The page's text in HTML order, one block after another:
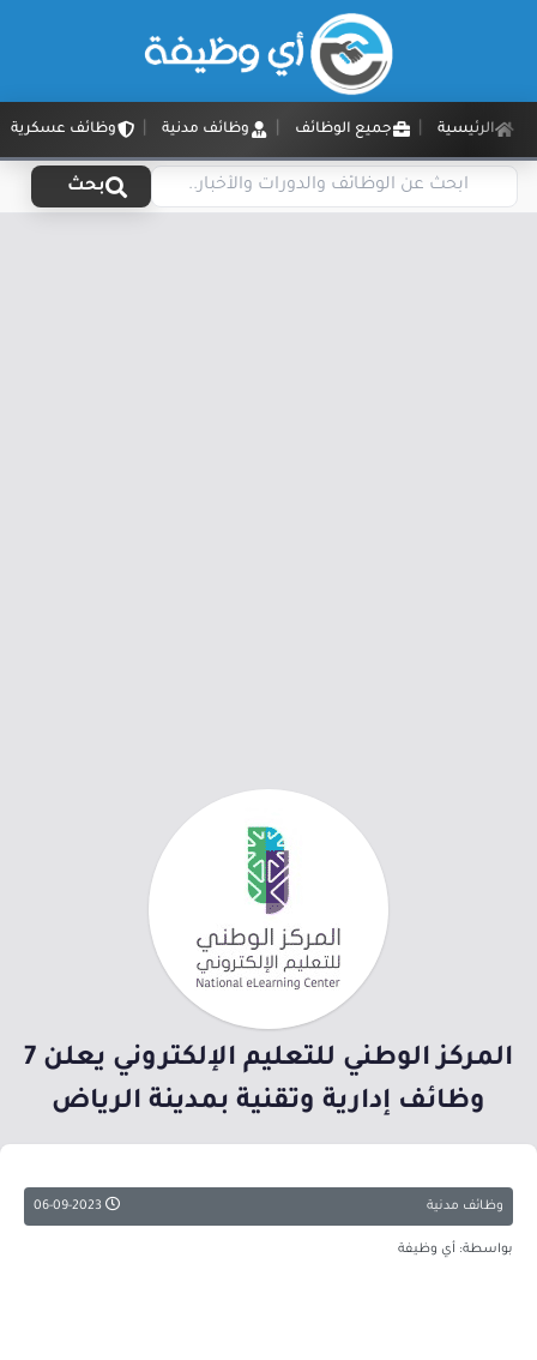
الرئيسية جميع الوظائف وظائف مدنية وظائف عسكرية
بحث
المركز الوطني للتعليم الإلكتروني يعلن 7
وظائف إدارية وتقنية بمدينة الرياض
وظائف مدنية
بواسطة: أي وظيفة